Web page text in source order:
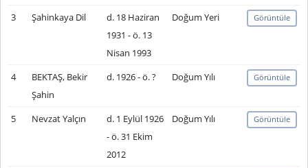
3 Şahinkaya Dil
d. 18 Haziran
1931 - ö. 13
Nisan 1993
Doğum Yeri Görüntüle
4
BEKTAŞ, Bekir
Şahin
d. 1926 - ö. ? Doğum Yılı Görüntüle
5 Nevzat Yalçın
d. 1 Eylül 1926
- ö. 31 Ekim
2012
Doğum Yılı Görüntüle